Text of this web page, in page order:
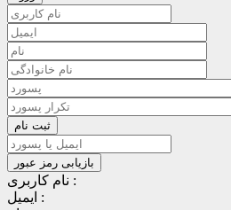
نام کاربری :
ایمیل :